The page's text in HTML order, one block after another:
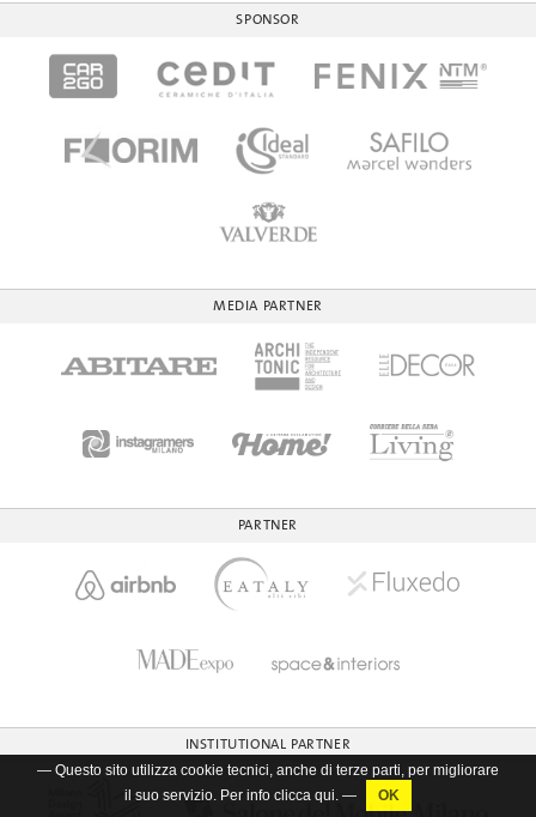
— Questo sito utilizza cookie tecnici, anche di terze parti, per migliorare
il suo servizio. Per info clicca qui. —
SPONSOR
MEDIA PARTNER
PARTNER
INSTITUTIONAL PARTNER